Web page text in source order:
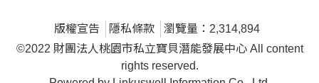
版權宣告 隱私條款
瀏覽量：2,314,894
©2022 財團法人桃園市私立寶貝潛能發展中心 All content
rights reserved.